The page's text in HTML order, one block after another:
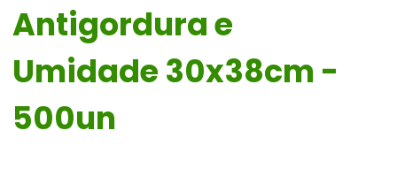
Antigordura e
Umidade 30x38cm -
500un